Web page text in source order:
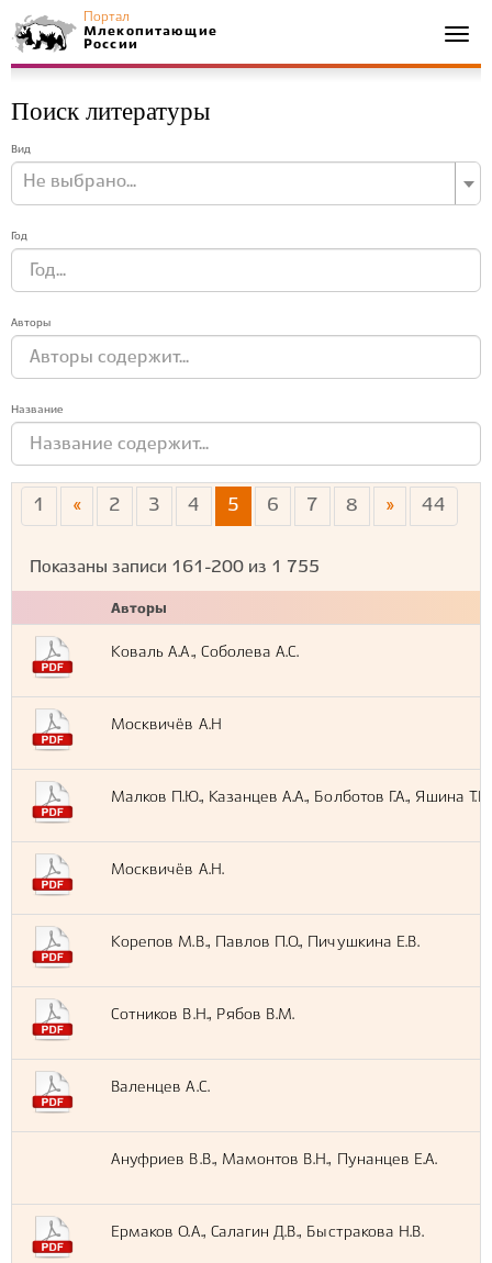
Портал
Млекопитающие
России
Поиск литературы
Вид
Не выбрано...
Год
Авторы
Название
1 « 2 3 4 5 6 7 8 » 44
Показаны записи 161-200 из 1 755
Авторы
Коваль А.А., Соболева А.С.
Москвичёв А.Н
Малков П.Ю., Казанцев А.А., Болботов Г.А., Яшина
Москвичёв А.Н.
Корепов М.В., Павлов П.О., Пичушкина Е.В.
Сотников В.Н., Рябов В.М.
Валенцев А.С.
Ануфриев В.В., Мамонтов В.Н., Пунанцев Е.А.
Ермаков О.А., Салагин Д.В., Быстракова Н.В.